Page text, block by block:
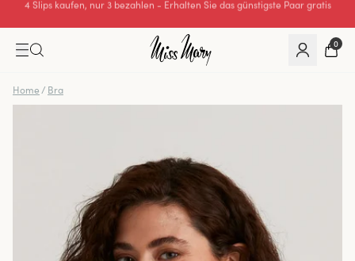
0
Home / Bra